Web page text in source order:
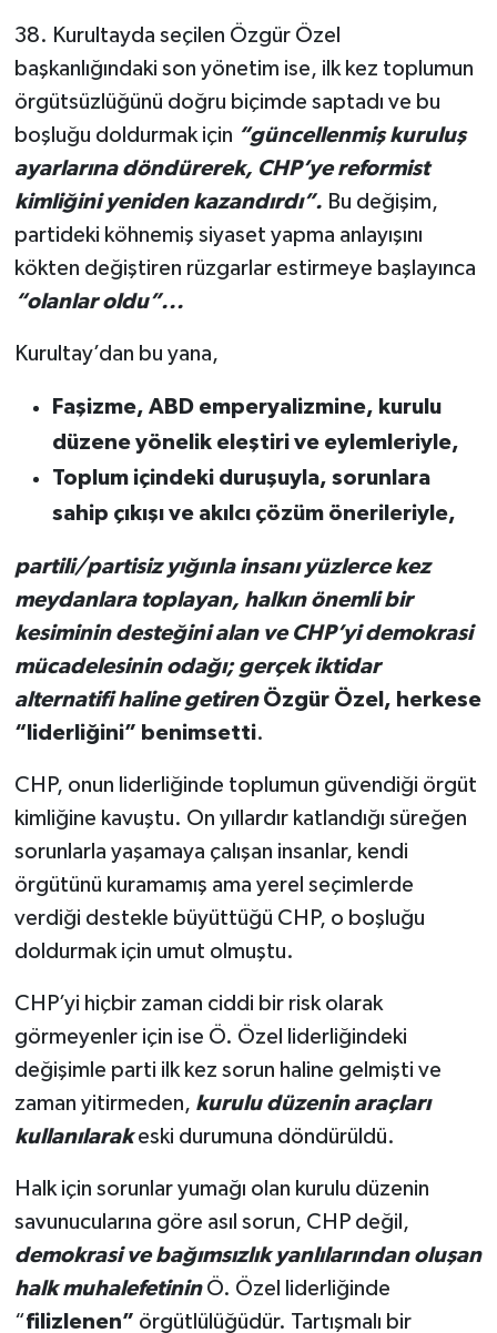
38. Kurultayda seçilen Özgür Özel
başkanlığındaki son yönetim ise, ilk kez toplumun
örgütsüzlüğünü doğru biçimde saptadı ve bu
boşluğu doldurmak için “güncellenmiş kuruluş
ayarlarına döndürerek, CHP’ye reformist
kimliğini yeniden kazandırdı”. Bu değişim,
partideki köhnemiş siyaset yapma anlayışını
kökten değiştiren rüzgarlar estirmeye başlayınca
“olanlar oldu”...
Kurultay’dan bu yana,
Faşizme, ABD emperyalizmine, kurulu
düzene yönelik eleştiri ve eylemleriyle,
Toplum içindeki duruşuyla, sorunlara
sahip çıkışı ve akılcı çözüm önerileriyle,
partili/partisiz yığınla insanı yüzlerce kez
meydanlara toplayan, halkın önemli bir
kesiminin desteğini alan ve CHP’yi demokrasi
mücadelesinin odağı; gerçek iktidar
alternatifi haline getiren Özgür Özel, herkese
“liderliğini” benimsetti.
CHP, onun liderliğinde toplumun güvendiği örgüt
kimliğine kavuştu. On yıllardır katlandığı süreğen
sorunlarla yaşamaya çalışan insanlar, kendi
örgütünü kuramamış ama yerel seçimlerde
verdiği destekle büyüttüğü CHP, o boşluğu
doldurmak için umut olmuştu.
CHP’yi hiçbir zaman ciddi bir risk olarak
görmeyenler için ise Ö. Özel liderliğindeki
değişimle parti ilk kez sorun haline gelmişti ve
zaman yitirmeden, kurulu düzenin araçları
kullanılarakeski durumuna döndürüldü.
Halk için sorunlar yumağı olan kurulu düzenin
savunucularına göre asıl sorun, CHP değil,
demokrasi ve bağımsızlık yanlılarından oluşan
halk muhalefetininÖ. Özel liderliğinde
“filizlenen” örgütlülüğüdür. Tartışmalı bir